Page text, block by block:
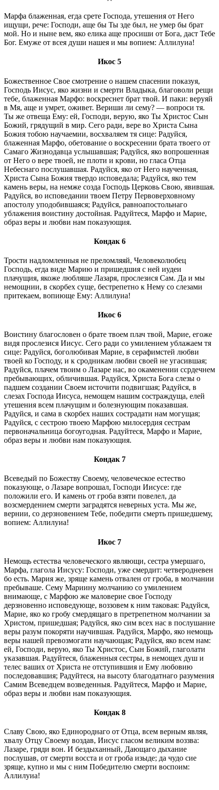
Марфа блаженная, егда срете Господа, утешения от Него
ищущи, рече: Господи, аще бы Ты зде был, не умер бы брат
мой. Но и ныне вем, яко елика аще просиши от Бога, даст Тебе
Бог. Емуже от всея души нашея и мы вопием: Аллилуиа!
Икос 5
Божественное Свое смотрение о нашем спасении показуя,
Господь Иисус, яко жизни и смерти Владыка, благоволи рещи
тебе, блаженная Марфо: воскреснет брат твой. И паки: веруяй
в Мя, аще и умрет, оживет. Вериши ли сему? — вопроси тя.
Ты же отвеща Ему: ей, Господи, верую, яко Ты Христос Сын
Божий, грядущий в мир. Сего ради, вере во Христа Сына
Божия тобою научаемии, восхваляем тя сице: Радуйся,
блаженная Марфо, обетование о воскресении брата твоего от
Самаго Жизнодавца услышавшая; Радуйся, яко вопрошенная
от Него о вере твоей, не плоти и крови, но гласа Отца
Небеснаго послушавшая. Радуйся, яко от Него наученная,
Христа Сына Божия твердо исповедала; Радуйся, яко тем
камень веры, на немже созда Господь Церковь Свою, явившая.
Радуйся, во исповедании твоем Петру Первоверховному
апостолу уподобившаяся; Радуйся, равноапостольнаго
ублажения воистину достойная. Радуйтеся, Марфо и Марие,
образ веры и любви нам показующия.
Кондак 6
Трости надломленныя не преломляяй, Человеколюбец
Господь, егда виде Марию и пришедшия с ней иудеи
плачущия, якоже любляше Лазаря, прослезися Сам. Да и мы
немощнии, в скорбех суще, бестрепетно к Нему со слезами
притекаем, вопиюще Ему: Аллилуиа!
Икос 6
Воистину благословен о брате твоем плач твой, Марие, егоже
видя прослезися Иисус. Сего ради со умилением ублажаем тя
сице: Радуйся, боголюбивая Марие, в серафимстей любви
твоей ко Господу, и к сродникам любви своей не угасившая;
Радуйся, плачем твоим о Лазаре нас, во окаменении ссрдечнем
пребывающих, обличившая. Радуйся, Христа Бога слезы о
падшем создании Своем источити подвигшая; Радуйся, в
слезах Господа Иисуса, немощем нашим состраждуща, елей
утешения всем плачущим и болезнующим показавшая.
Радуйся, и сама в скорбех наших сострадати нам могущая;
Радуйся, с сестрою твоею Мapфою милосердия сестрам
первоначальница богоугодная. Радуйтеся, Марфо и Марие,
образ веры и любви нам показующия.
Кондак 7
Всеведый по Божеству Своему, человеческое естество
показующе, о Лазаре вопрошал, Господи Иисусе: где
положили его. И камень от гроба взяти повелел, да
возсмердением смерти заградятся неверных уста. Мы же,
вернии, со дерзновением Тебе, победити смерть пришедшему,
вопием: Аллилуиа!
Икос 7
Немощь естества человеческого являющи, сестра умершаго,
Марфа, глагола Иисусу: Господи, уже смердит: четверодневен
бо есть. Мария же, зряще камень отвален от гроба, в молчании
пребываше. Сему Мариину молчанию со умилением
внимающе, с Марфою же маловерие свoe Господу
дерзновенно исповедующе, воззовем к ним таковая: Радуйся,
Марие, яко ко гробу смердящаго в претрепетном молчании за
Христом, пришедшая; Радуйся, яко сим всех нас в послушание
веры разум покоряти научившая. Радуйся, Марфо, яко немощь
веры нашей превозмогати научающая; Радуйся, яко всем нам:
ей, Господи, верую, яко Ты Христос, Сын Божий, глаголати
указавшая. Радуйтеся, блаженныя сестры, в немощех душ и
телес ваших от Христа не отступившия и Ему любовию
последовавшия; Радуйтеся, на высоту благодатнаго разумения
Самим Всеведцем возведенныя. Радуйтеся, Мapфo и Марие,
образ веры и любви нам показующия.
Кондак 8
Славу Свою, яко Единороднаго от Отца, всем верным являя,
хвалу Отцу Своему воздав, Иисус гласом великим воззва:
Лазаре, гряди вон. И бездыханный, Дающаго дыхание
послушав, от смерти восста и от гроба изыде; да чудо сие
зряще, купно и мы с ним Победителю смерти воспоим:
Аллилуиа!